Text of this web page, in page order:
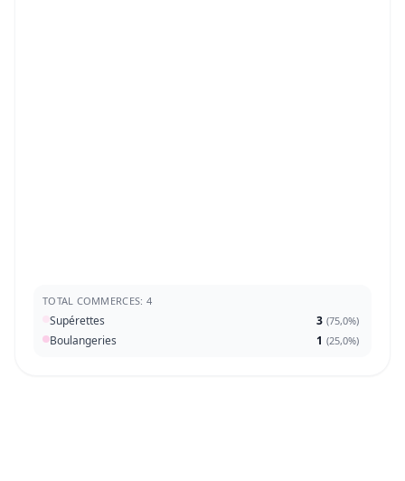
TOTAL COMMERCES: 4
Supérettes 3 (75,0%)
Boulangeries 1 (25,0%)